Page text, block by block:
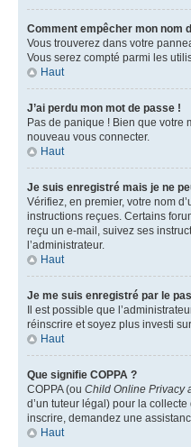
Comment empêcher mon nom
Vous trouverez dans votre
Vous serez compté parmi les
Haut
J’ai perdu mon mot de passe !
Pas de panique ! Bien que votre
nouveau vous connecter.
Haut
Je suis enregistré mais je ne
Vérifiez, en premier, votre nom
instructions reçues. Certains
reçu un e-mail, suivez ses
l’administrateur.
Haut
Je me suis enregistré par le
Il est possible que
réinscrire et soyez plus investi
Haut
Que signifie COPPA ?
COPPA (ou Child Online Privacy
d’un tuteur légal) pour la
inscrire, demandez une
Haut